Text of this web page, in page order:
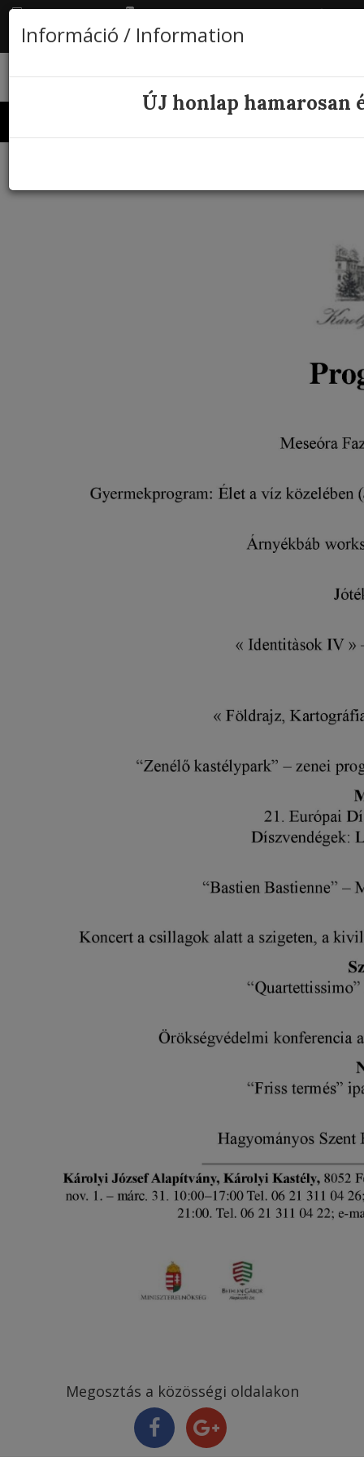
info@karolyikastely.hu +36 21 3110426
HU
Megosztás a közösségi oldalakon
Információ / Information
ÚJ honlap hamarosan